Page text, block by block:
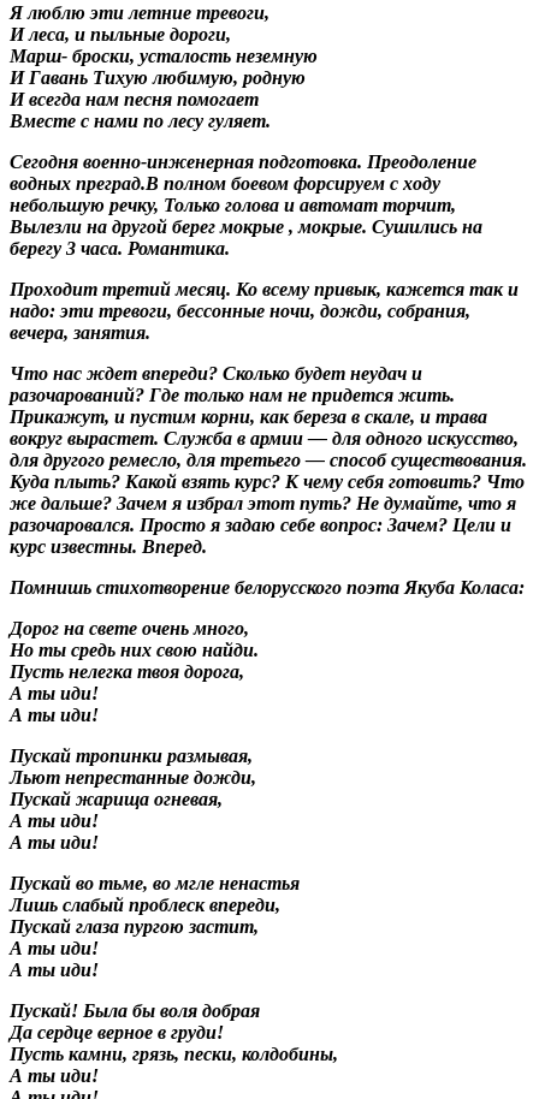
Я люблю эти летние тревоги,
И леса, и пыльные дороги,
Марш- броски, усталость неземную
И Гавань Тихую любимую, родную
И всегда нам песня помогает
Вместе с нами по лесу гуляет.
Сегодня военно-инженерная подготовка. Преодоление
водных преград.В полном боевом форсируем с ходу
небольшую речку, Только голова и автомат торчит,
Вылезли на другой берег мокрые , мокрые. Сушились на
берегу 3 часа. Романтика.
Проходит третий месяц. Ко всему привык, кажется так и
надо: эти тревоги, бессонные ночи, дожди, собрания,
вечера, занятия.
Что нас ждет впереди? Сколько будет неудач и
разочарований? Где только нам не придется жить.
Прикажут, и пустим корни, как береза в скале, и трава
вокруг вырастет. Служба в армии — для одного искусство,
для другого ремесло, для третьего — способ существования.
Куда плыть? Какой взять курс? К чему себя готовить? Что
же дальше? Зачем я избрал этот путь? Не думайте, что я
разочаровался. Просто я задаю себе вопрос: Зачем? Цели и
курс известны. Вперед.
Помнишь стихотворение белорусского поэта Якуба Коласа:
Дорог на свете очень много,
Но ты средь них свою найди.
Пусть нелегка твоя дорога,
А ты иди!
А ты иди!
Пускай тропинки размывая,
Льют непрестанные дожди,
Пускай жарища огневая,
А ты иди!
А ты иди!
Пускай во тьме, во мгле ненастья
Лишь слабый проблеск впереди,
Пускай глаза пургою застит,
А ты иди!
А ты иди!
Пускай! Была бы воля добрая
Да сердце верное в груди!
Пусть камни, грязь, пески, колдобины,
А ты иди!